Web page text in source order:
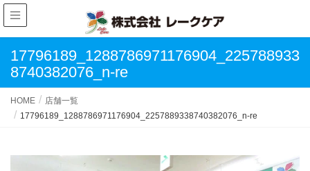
17796189_1288786971176904_225788933
8740382076_n-re
HOME
店舗一覧
17796189_1288786971176904_2257889338740382076_n-re